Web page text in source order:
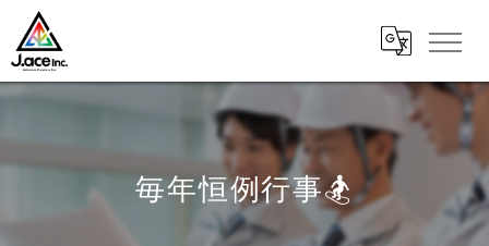
毎年恒例行事🏂